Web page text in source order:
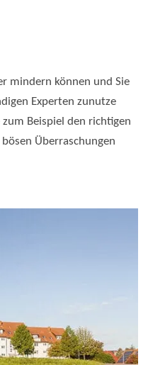
mindern können und Sie
Experten zunutze
Beispiel den richtigen
Überraschungen